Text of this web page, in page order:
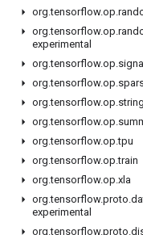
org.tensorflow.op.
org.tensorflow.op.
experimental
org.tensorflow.op.signal
org.tensorflow.op.
org.tensorflow.op.
org.tensorflow.op.
org.tensorflow.op.tpu
org.tensorflow.op.train
org.tensorflow.op.xla
org.tensorflow.proto.
experimental
org.tensorflow.proto.
Resta connesso
Blog